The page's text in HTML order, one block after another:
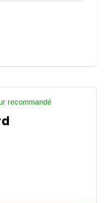
recommandé